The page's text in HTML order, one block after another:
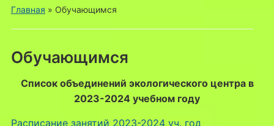
Главная » Обучающимся
Обучающимся
Список объединений экологического центра в
2023-2024 учебном году
Расписание занятий 2023-2024 уч. год